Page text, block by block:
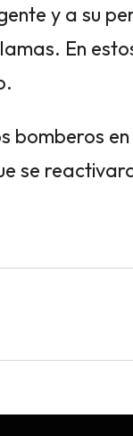
y a su
En
bomberos
se